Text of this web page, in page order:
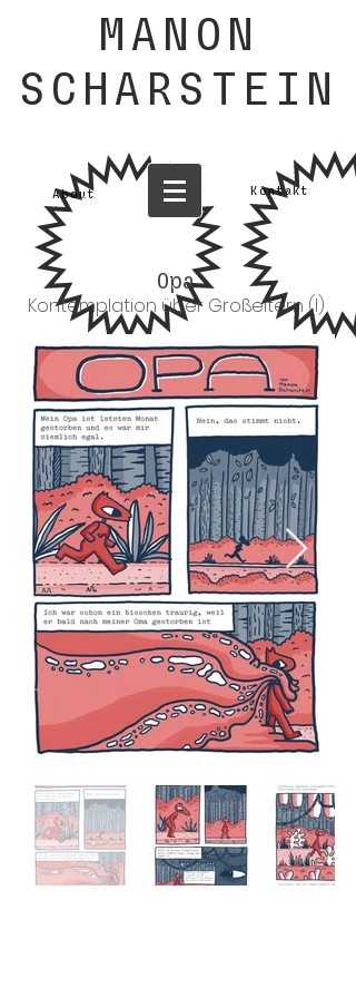
MANON
SCHARSTEIN
About Kontakt
Opa
Kontemplation über Großeltern (I)